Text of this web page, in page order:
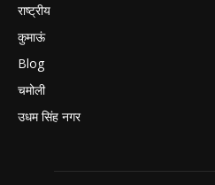
राष्ट्रीय
कुमाऊं
Blog
चमोली
उधम सिंह नगर